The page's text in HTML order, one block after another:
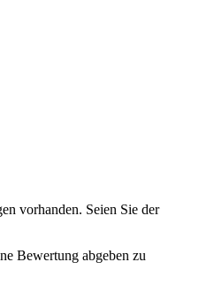
vorhanden. Seien Sie der
Bewertung abgeben zu